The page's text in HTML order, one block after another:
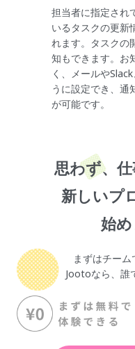
担当者に指定され
いるタスクの更新
れます。タスクの
知もできます。お
く、メールや
うに設定でき、通
が可能です。
思わず、仕
新しいプ
始め
まずはチーム
Jootoなら、誰